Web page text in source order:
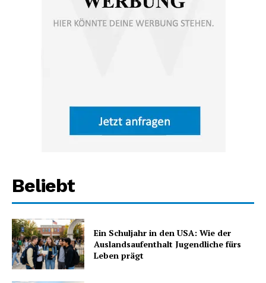
Beliebt
Ein Schuljahr in den USA: Wie der
Auslandsaufenthalt Jugendliche fürs
Leben prägt